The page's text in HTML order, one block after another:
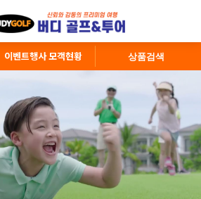
이벤트행사 모객현황